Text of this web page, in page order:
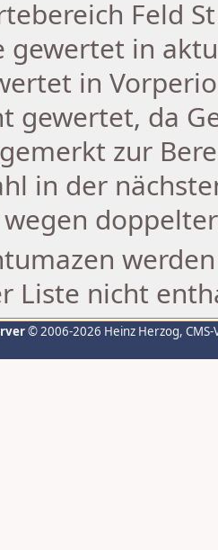
Feld
gewertet in
in
gewertet, da
zur
in der
Liste nicht
© 2006-2026 Heinz Herzog,